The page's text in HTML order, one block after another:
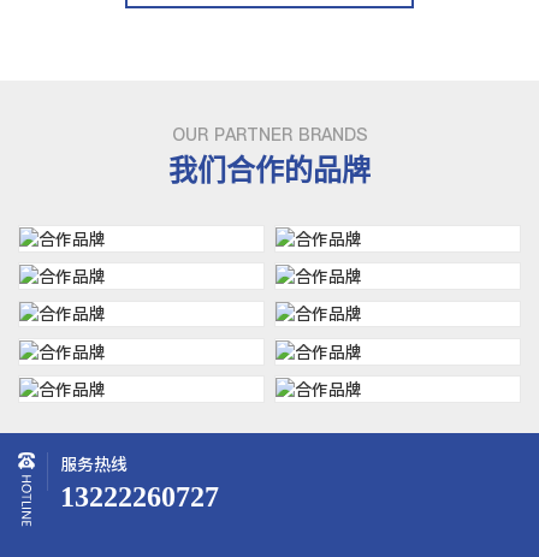
OUR PARTNER BRANDS
我们合作的品牌
服务热线
13222260727